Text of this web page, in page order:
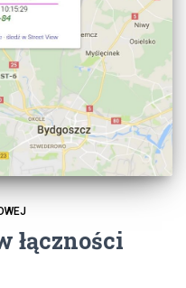
łączności